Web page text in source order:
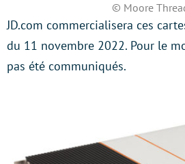
© Moore
JD.com commercialisera ces
du 11 novembre 2022. Pour le
pas été communiqués.